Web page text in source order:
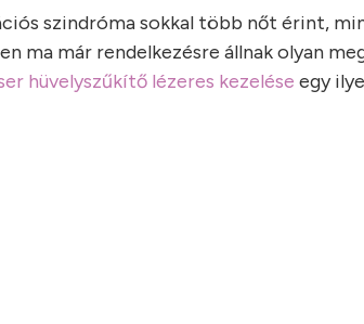
szindróma sokkal több nőt érint,
ma már rendelkezésre állnak olyan
hüvelyszűkítő lézeres kezelése egy